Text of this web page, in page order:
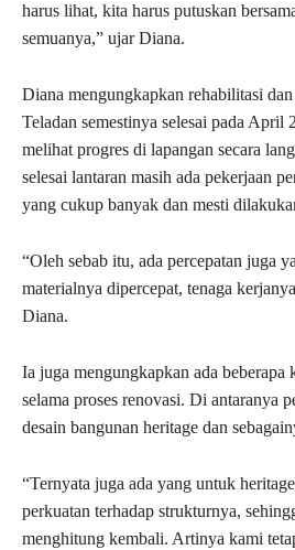
harus lihat, kita harus putuskan
semuanya,” ujar Diana.
Diana mengungkapkan rehabilitasi
Teladan semestinya selesai pada April
melihat progres di lapangan secara
selesai lantaran masih ada pekerjaan
yang cukup banyak dan mesti
“Oleh sebab itu, ada percepatan juga
materialnya dipercepat, tenaga
Diana.
Ia juga mengungkapkan ada beberapa
selama proses renovasi. Di antaranya
desain bangunan heritage dan
“Ternyata juga ada yang untuk
perkuatan terhadap strukturnya,
menghitung kembali. Artinya kami